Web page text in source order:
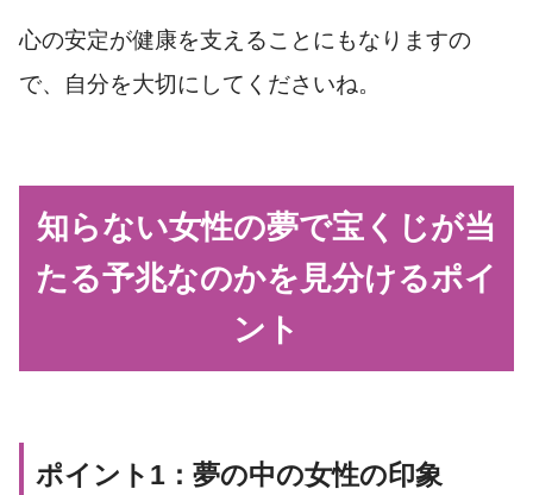
心の安定が健康を支えることにもなりますの
で、自分を大切にしてくださいね。
知らない女性の夢で宝くじが当
たる予兆なのかを見分けるポイ
ント
ポイント1：夢の中の女性の印象